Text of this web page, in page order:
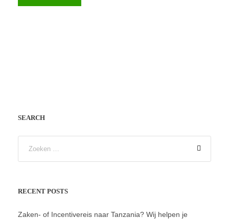
SEARCH
RECENT POSTS
Zaken- of Incentivereis naar Tanzania? Wij helpen je